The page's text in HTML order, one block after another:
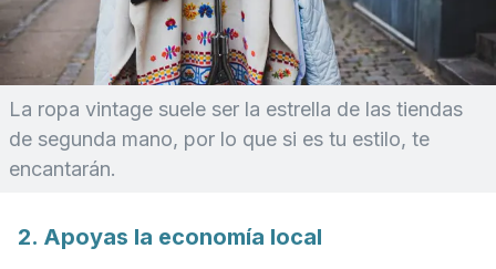
La ropa vintage suele ser la estrella de las tiendas
de segunda mano, por lo que si es tu estilo, te
encantarán.
2. Apoyas la economía local